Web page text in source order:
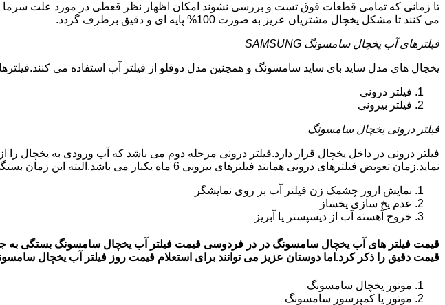
تا زمانی که تمامی قطعات فوق تست و بررسی نشوند امکان اظهار نظر قعطی در مورد علت سرما
می کنند تا مشکل یخچال مشتریان عزیز به صورت 100% پایه ای و دقیق برطرف گردد.
فیلترهای آب یخچال سامسونگ SAMSUNG
یخچال های مدل ساید بای ساید سامسونگ و همچنین مدل دوقلو از فیلتر آب استفاده می کنند.فیلترهای آب به 2 صورت
فیلتر درونی
فیلتر بیرونی
فیلتر درونی یخچال سامسونگ
فیلتر درونی در داخل یخچال قرار دارد.فیلتر درونی مرحله دوم می باشد که آب ورودی به
نماید.زمان تعویض فیلترهای درونی همانند فیلترهای بیرونی 6 ماه یکبار می باشد.البته این زمان بستگی به کار کردن یا نکردن یخچال دارد.زمانی که فیلترهای آب نیاز به تعویض داشته باشند:
نمایش ارور چشمک زن فیلتر آب بر روی نمایشگر
عدم یخ سازی یخساز
خروج آهسته آب از دیسپسنر یا آبریز
قیمت دقیق را ذکر کرد.اما دوستان عزیز می توانند برای استعلام قیمت روز فیلتر آب یخچال سامسونگ با شماره تلفن
موتور یخچال سامسونگ
موتور یا کمپرسور سامسونگ